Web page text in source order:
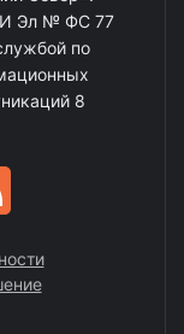
Эл № ФС 77
по
8